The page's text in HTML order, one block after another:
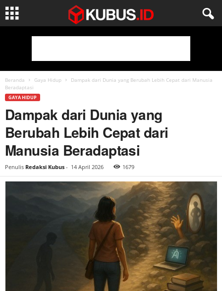
Beranda Gaya Hidup
Dampak dari Dunia yang Berubah Lebih Cepat dari Manusia
Beradaptasi
GAYA HIDUP
Dampak dari Dunia yang
Berubah Lebih Cepat dari
Manusia Beradaptasi
Penulis Redaksi Kubus - 14 April 2026 1679